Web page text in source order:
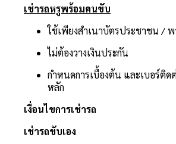
เช่ารถหรูพร้อมคนขับ
ใช้เพียงสำเนาบัตรประชาชน /
ไม่ต้องวางเงินประกัน
กำหนดการเบื้องต้น และเบอร์ติด
หลัก
เงื่อนไขการเช่ารถ
เช่ารถขับเอง